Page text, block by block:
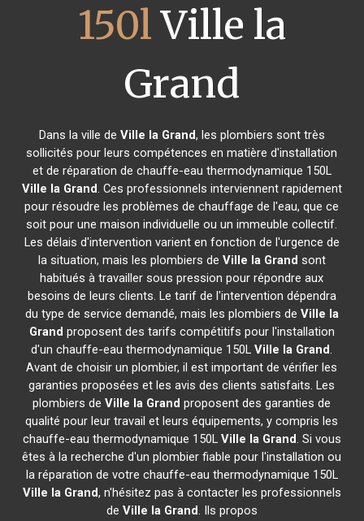
150lVille la
Grand
Dans la ville de Ville la Grand, les plombiers sont très
sollicités pour leurs compétences en matière d'installation
et de réparation de chauffe-eau thermodynamique 150L
Ville la Grand. Ces professionnels interviennent rapidement
pour résoudre les problèmes de chauffage de l'eau, que ce
soit pour une maison individuelle ou un immeuble collectif.
Les délais d'intervention varient en fonction de l'urgence de
la situation, mais les plombiers de Ville la Grand sont
habitués à travailler sous pression pour répondre aux
besoins de leurs clients. Le tarif de l'intervention dépendra
du type de service demandé, mais les plombiers de Ville la
Grand proposent des tarifs compétitifs pour l'installation
d'un chauffe-eau thermodynamique 150LVille la Grand.
Avant de choisir un plombier, il est important de vérifier les
garanties proposées et les avis des clients satisfaits. Les
plombiers deVille la Grand proposent des garanties de
qualité pour leur travail et leurs équipements, y compris les
chauffe-eau thermodynamique 150L Ville la Grand. Si vous
êtes à la recherche d'un plombier fiable pour l'installation ou
la réparation de votre chauffe-eau thermodynamique 150L
Ville la Grand, n'hésitez pas à contacter les professionnels
de Ville la Grand. Ils propos